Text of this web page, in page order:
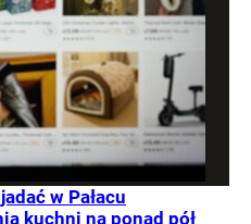
w Pałacu
kuchni na ponad pół